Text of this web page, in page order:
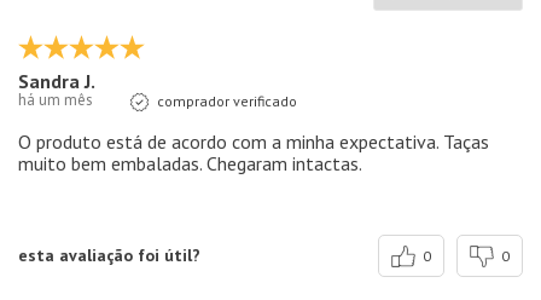
Sandra J.
há um mês comprador verificado
O produto está de acordo com a minha expectativa. Taças
muito bem embaladas. Chegaram intactas.
esta avaliação foi útil? 0 0